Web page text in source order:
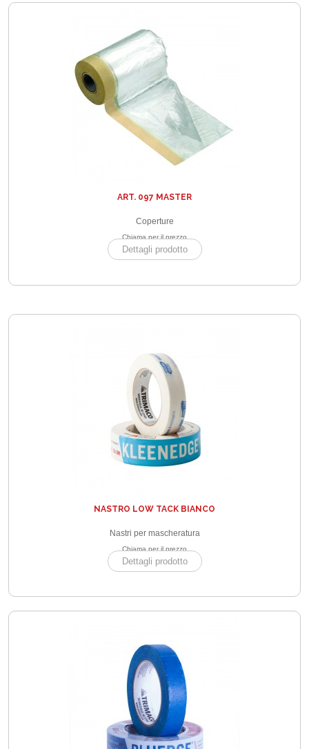
ART. 097 MASTER
Coperture
Chiama per il prezzo
Dettagli prodotto
NASTRO LOW TACK BIANCO
Nastri per mascheratura
Chiama per il prezzo
Dettagli prodotto